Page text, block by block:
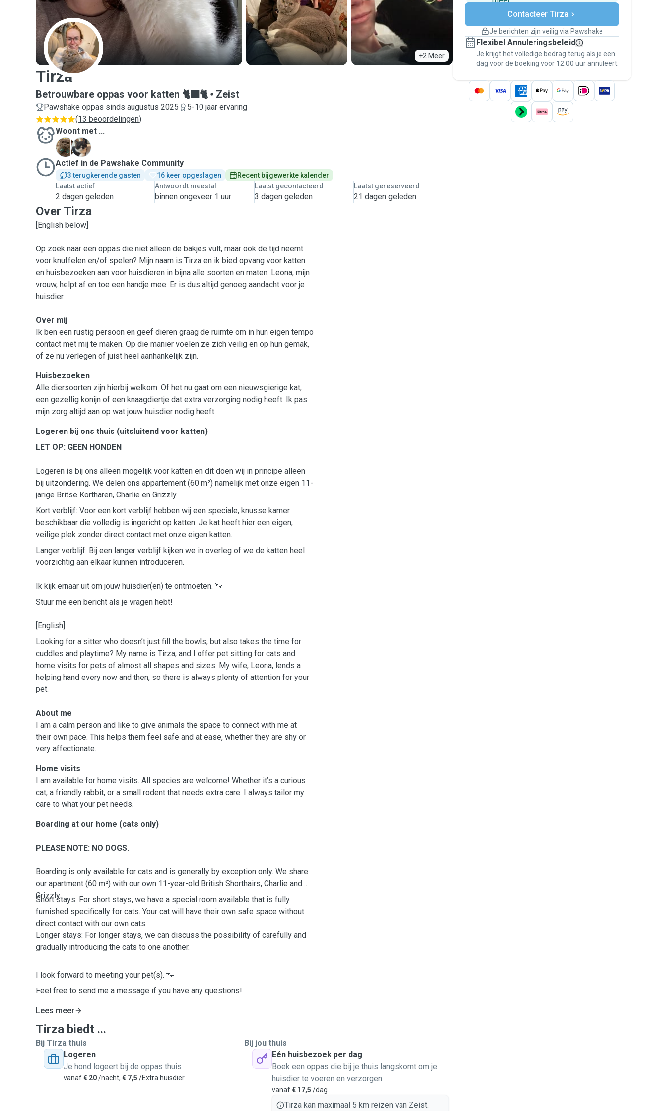
+2 Meer
T
Tirza
Betrouwbare oppas voor katten 🐈‍⬛🐈 Zeist
Pawshake oppas sinds augustus 2025
5-10 jaar ervaring
(13 beoordelingen)
Woont met ...
C
G
Actief in de Pawshake Community
3 terugkerende gasten 16 keer opgeslagen
Recent bijgewerkte kalender
Laatst actief
2 dagen geleden
Antwoordt meestal
binnen ongeveer 1 uur
Laatst gecontacteerd
3 dagen geleden
Laatst gereserveerd
21 dagen geleden
Over Tirza
[English below]
Op zoek naar een oppas die niet alleen de bakjes vult, maar ook de tijd neemt
voor knuffelen en/of spelen? Mijn naam is Tirza en ik bied opvang voor katten
en huisbezoeken aan voor huisdieren in bijna alle soorten en maten. Leona, mijn
vrouw, helpt af en toe een handje mee: Er is dus altijd genoeg aandacht voor je
huisdier.
Over mij
Ik ben een rustig persoon en geef dieren graag de ruimte om in hun eigen tempo
contact met mij te maken. Op die manier voelen ze zich veilig en op hun gemak,
of ze nu verlegen of juist heel aanhankelijk zijn.
Huisbezoeken
Alle diersoorten zijn hierbij welkom. Of het nu gaat om een nieuwsgierige kat,
een gezellig konijn of een knaagdiertje dat extra verzorging nodig heeft: Ik pas
mijn zorg altijd aan op wat jouw huisdier nodig heeft.
Logeren bij ons thuis (uitsluitend voor katten)
LET OP: GEEN HONDEN
Logeren is bij ons alleen mogelijk voor katten en dit doen wij in principe alleen
bij uitzondering. We delen ons appartement (60 m²) namelijk met onze eigen 11-
jarige Britse Kortharen, Charlie en Grizzly.
Kort verblijf: Voor een kort verblijf hebben wij een speciale, knusse kamer
beschikbaar die volledig is ingericht op katten. Je kat heeft hier een eigen,
veilige plek zonder direct contact met onze eigen katten.
Langer verblijf: Bij een langer verblijf kijken we in overleg of we de katten heel
voorzichtig aan elkaar kunnen introduceren.
Ik kijk ernaar uit om jouw huisdier(en) te ontmoeten. 🐾
Stuur me een bericht als je vragen hebt!
[English]
Looking for a sitter who doesn’t just fill the bowls, but also takes the time for
cuddles and playtime? My name is Tirza, and I offer pet sitting for cats and
home visits for pets of almost all shapes and sizes. My wife, Leona, lends a
helping hand every now and then, so there is always plenty of attention for your
pet.
About me
I am a calm person and like to give animals the space to connect with me at
their own pace. This helps them feel safe and at ease, whether they are shy or
very affectionate.
Home visits
I am available for home visits. All species are welcome! Whether it’s a curious
cat, a friendly rabbit, or a small rodent that needs extra care: I always tailor my
care to what your pet needs.
Boarding at our home (cats only)
PLEASE NOTE: NO DOGS.
Boarding is only available for cats and is generally by exception only. We share
our apartment (60 m²) with our own 11-year-old British Shorthairs, Charlie and
Grizzly.
Short stays: For short stays, we have a special room available that is fully
furnished specifically for cats. Your cat will have their own safe space without
direct contact with our own cats.
Longer stays: For longer stays, we can discuss the possibility of carefully and
gradually introducing the cats to one another.
I look forward to meeting your pet(s). 🐾
Feel free to send me a message if you have any questions!
Lees meer
Tirza biedt ...
Bij Tirza thuis
Logeren
Je hond logeert bij de oppas thuis
vanaf€ 20/nacht, € 7,5 /Extra huisdier
Bij jou thuis
Eén huisbezoek per dag
Boek een oppas die bij je thuis langskomt om je
huisdier te voeren en verzorgen
vanaf€ 17,5 /dag
Tirza kan maximaal 5 km reizen van Zeist.
Veilig betalen
Hulp als plannen veranderen
Regel alles via Pawshake — van eerste
bericht tot betaling — en geniet van de
Pawshake Garantie.
Contacteer Tirza
Je berichten zijn veilig via Pawshake
Flexibel Annuleringsbeleid
Je krijgt het volledige bedrag terug als je een
dag voor de boeking voor 12:00 uur annuleert.